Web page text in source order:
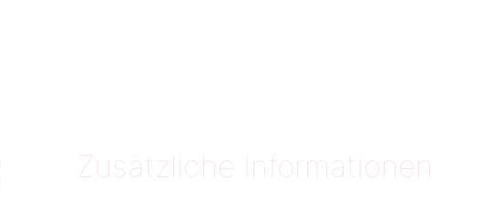
Zusätzliche Informationen